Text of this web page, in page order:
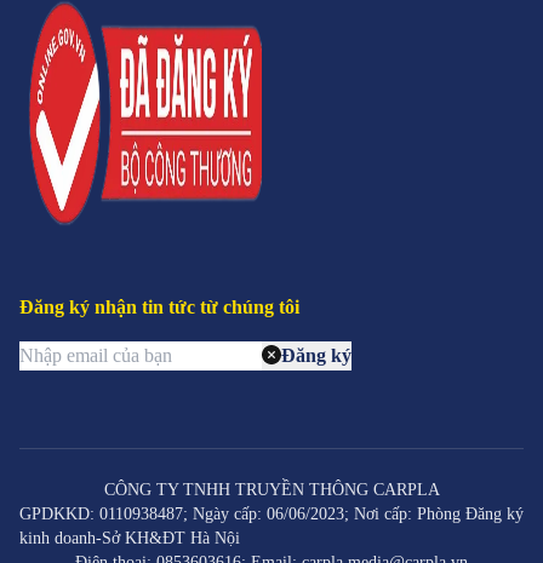
Đăng ký nhận tin tức từ chúng tôi
Đăng ký
CÔNG TY TNHH TRUYỀN THÔNG CARPLA
GPDKKD: 0110938487; Ngày cấp: 06/06/2023; Nơi cấp: Phòng Đăng ký
kinh doanh-Sở KH&ĐT Hà Nội